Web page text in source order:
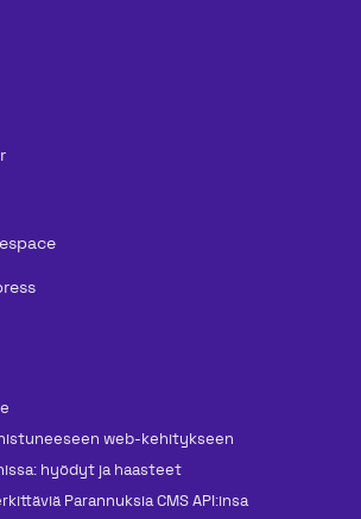
web-kehitykseen
hyödyt ja haasteet
Parannuksia CMS API:insa